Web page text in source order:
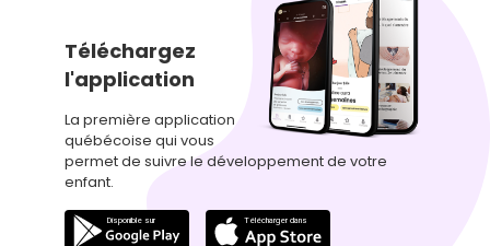
Téléchargez
l'application
La première application
québécoise qui vous
permet de suivre le développement de votre
enfant.